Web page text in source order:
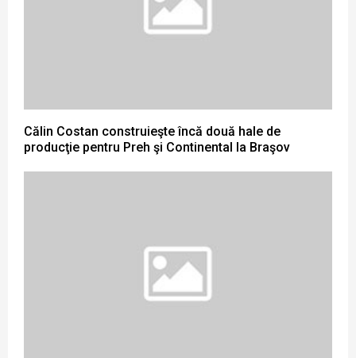
Călin Costan construieşte încă două hale de
producţie pentru Preh şi Continental la Braşov